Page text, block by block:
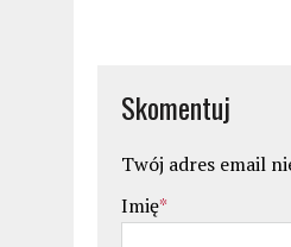
Skomentuj
Twój adres email
Imię*